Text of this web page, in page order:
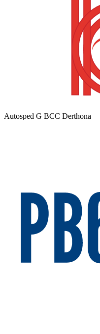
Autosped G BCC Derthona